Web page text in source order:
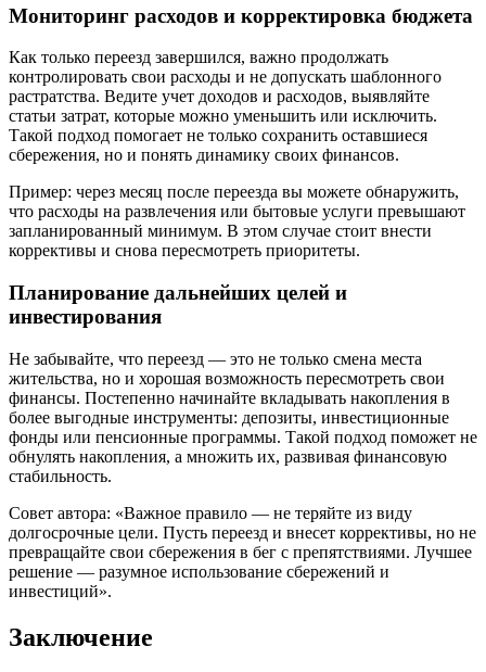
Мониторинг расходов и корректировка бюджета
Как только переезд завершился, важно продолжать
контролировать свои расходы и не допускать шаблонного
растратства. Ведите учет доходов и расходов, выявляйте
статьи затрат, которые можно уменьшить или исключить.
Такой подход помогает не только сохранить оставшиеся
сбережения, но и понять динамику своих финансов.
Пример: через месяц после переезда вы можете обнаружить,
что расходы на развлечения или бытовые услуги превышают
запланированный минимум. В этом случае стоит внести
коррективы и снова пересмотреть приоритеты.
Планирование дальнейших целей и
инвестирования
Не забывайте, что переезд — это не только смена места
жительства, но и хорошая возможность пересмотреть свои
финансы. Постепенно начинайте вкладывать накопления в
более выгодные инструменты: депозиты, инвестиционные
фонды или пенсионные программы. Такой подход поможет не
обнулять накопления, а множить их, развивая финансовую
стабильность.
Совет автора: «Важное правило — не теряйте из виду
долгосрочные цели. Пусть переезд и внесет коррективы, но не
превращайте свои сбережения в бег с препятствиями. Лучшее
решение — разумное использование сбережений и
инвестиций».
Заключение